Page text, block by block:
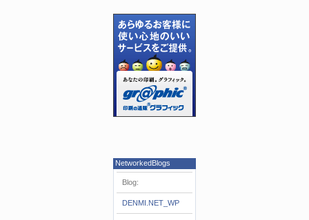
NetworkedBlogs
Blog:
DENMI.NET_WP